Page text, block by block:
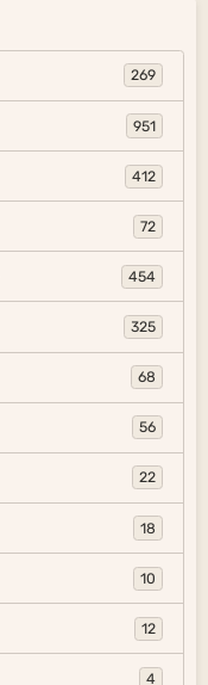
269
951
412
72
454
325
68
56
22
18
10
12
4